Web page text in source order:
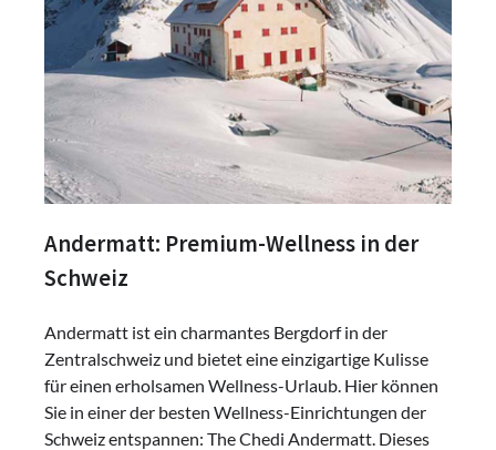
Andermatt: Premium-Wellness in der
Schweiz
Andermatt ist ein charmantes Bergdorf in der
Zentralschweiz und bietet eine einzigartige Kulisse
für einen erholsamen Wellness-Urlaub. Hier können
Sie in einer der besten Wellness-Einrichtungen der
Schweiz entspannen: The Chedi Andermatt. Dieses